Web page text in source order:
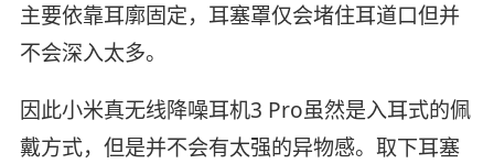
主要依靠耳廓固定，耳塞罩仅会堵住耳道口但并
不会深入太多。
因此小米真无线降噪耳机3 Pro虽然是入耳式的佩
戴方式，但是并不会有太强的异物感。取下耳塞